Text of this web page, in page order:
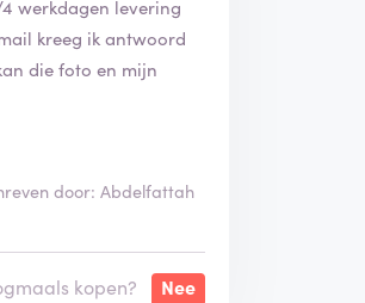
werkdagen levering
kreeg ik antwoord
die foto en mijn
door: Abdelfattah
kopen? Nee